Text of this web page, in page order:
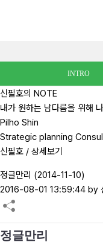
INTRO
신필호의 NOTE
내가 원하는 남다름을 위해
Pilho Shin
Strategic planning
신필호 / 상세보기
정글만리 (2014-11-10)
2016-08-01 13:59:44 by
정글만리